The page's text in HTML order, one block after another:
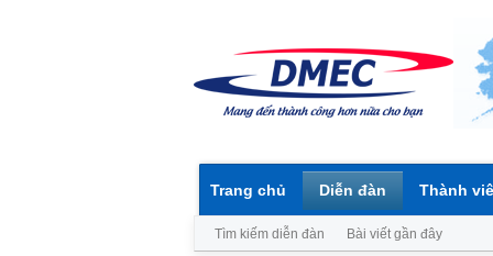
Trang chủ Diễn đàn
Tìm kiếm diễn đàn Bài viết gần đây
Thành